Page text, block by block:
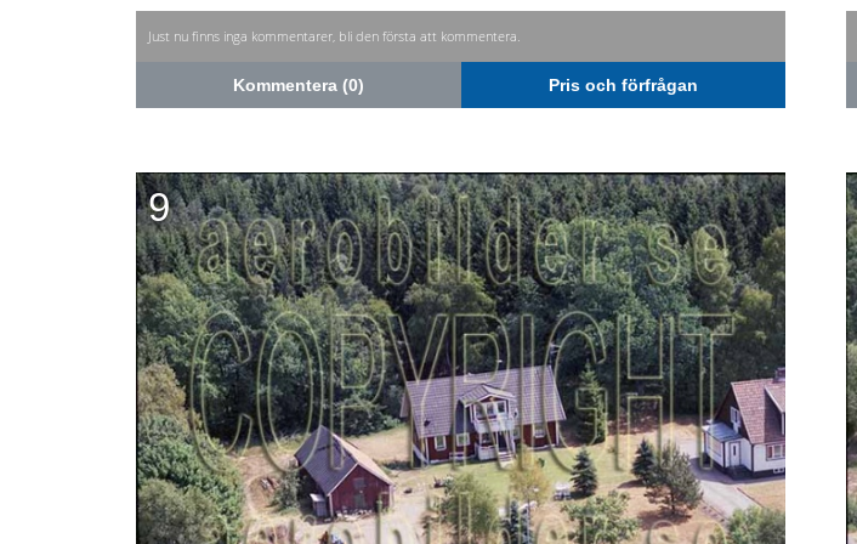
Just nu finns inga kommentarer, bli den första att kommentera.
Kommentera (0) Pris och förfrågan
9